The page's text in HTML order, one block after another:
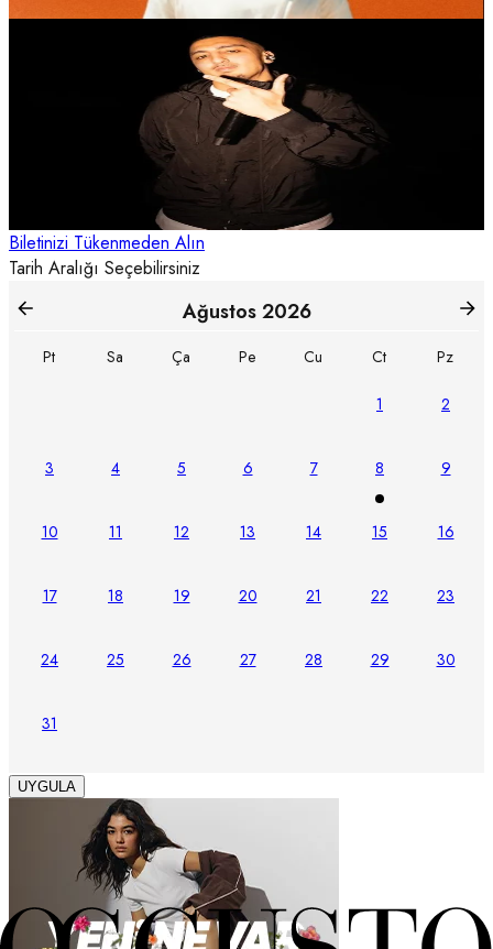
Morad'ın KüçükÇiftlik Park konseri, uluslararası ve yerli rap
sahnesinin önemli isimlerini aynı gecede buluşturan dikkat çekici
etkinlikler arasında yer alıyor.
Biletinizi Tükenmeden Alın
Tarih Aralığı Seçebilirsiniz
Ağustos 2026
Pt Sa Ça Pe Cu Ct Pz
1 2
3 4 5 6 7 8 9
10 11 12 13 14 15 16
17 18 19 20 21 22 23
24 25 26 27 28 29 30
31
UYGULA